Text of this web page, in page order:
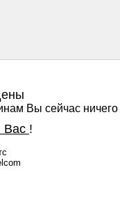
Вы сейчас
Вас !